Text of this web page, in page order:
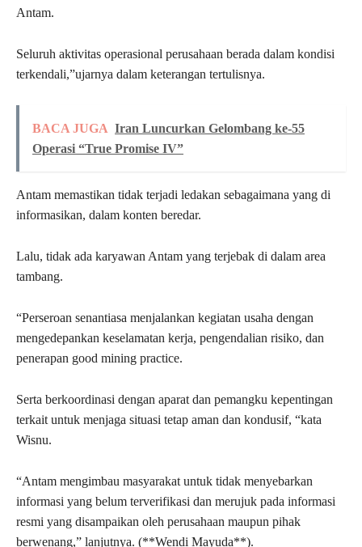
Antam.
Seluruh aktivitas operasional perusahaan berada dalam kondisi
terkendali,”ujarnya dalam keterangan tertulisnya.
BACA JUGA Iran Luncurkan Gelombang ke-55
Operasi “True Promise IV”
Antam memastikan tidak terjadi ledakan sebagaimana yang di
informasikan, dalam konten beredar.
Lalu, tidak ada karyawan Antam yang terjebak di dalam area
tambang.
“Perseroan senantiasa menjalankan kegiatan usaha dengan
mengedepankan keselamatan kerja, pengendalian risiko, dan
penerapan good mining practice.
Serta berkoordinasi dengan aparat dan pemangku kepentingan
terkait untuk menjaga situasi tetap aman dan kondusif, “kata
Wisnu.
“Antam mengimbau masyarakat untuk tidak menyebarkan
informasi yang belum terverifikasi dan merujuk pada informasi
resmi yang disampaikan oleh perusahaan maupun pihak
berwenang,” lanjutnya. (**Wendi Mayuda**).